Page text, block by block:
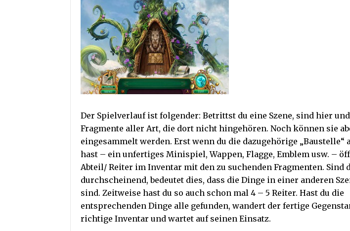
Der Spielverlauf ist folgender: Betrittst du eine Szene, sind hier
Fragmente aller Art, die dort nicht hingehören. Noch können sie
eingesammelt werden. Erst wenn du die dazugehörige
hast – ein unfertiges Minispiel, Wappen, Flagge, Emblem usw. –
Abteil/ Reiter im Inventar mit den zu suchenden Fragmenten. Sind
durchscheinend, bedeutet dies, dass die Dinge in einer anderen
sind. Zeitweise hast du so auch schon mal 4 – 5 Reiter. Hast du die
entsprechenden Dinge alle gefunden, wandert der fertige
richtige Inventar und wartet auf seinen Einsatz.